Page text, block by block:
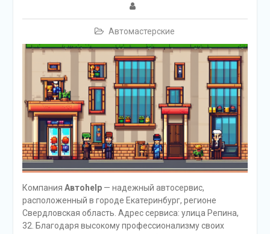
Автомастерские
Компания Автоhelp— надежный автосервис,
расположенный в городе Екатеринбург, регионе
Свердловская область. Адрес сервиса: улица Репина,
32. Благодаря высокому профессионализму своих